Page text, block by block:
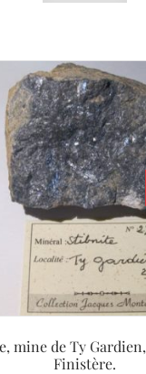
mine de Ty
Finistère.